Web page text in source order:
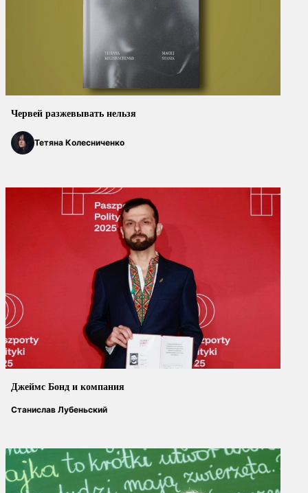
Червей разжевывать нельзя
Тетяна Колесниченко
Джеймс Бонд и компания
Станислав Лубеньский